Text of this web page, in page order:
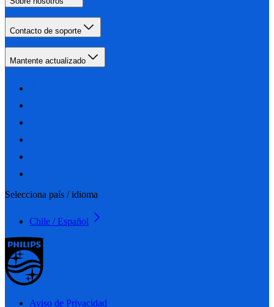
Contacto de soporte
Mantente actualizado
Selecciona país / idioma
Chile / Español
Aviso de Privacidad